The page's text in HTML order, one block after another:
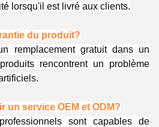
lorsqu'il est livré aux clients.
du produit?
remplacement gratuit dans un
rencontrent un problème
un service OEM et ODM?
sont capables de